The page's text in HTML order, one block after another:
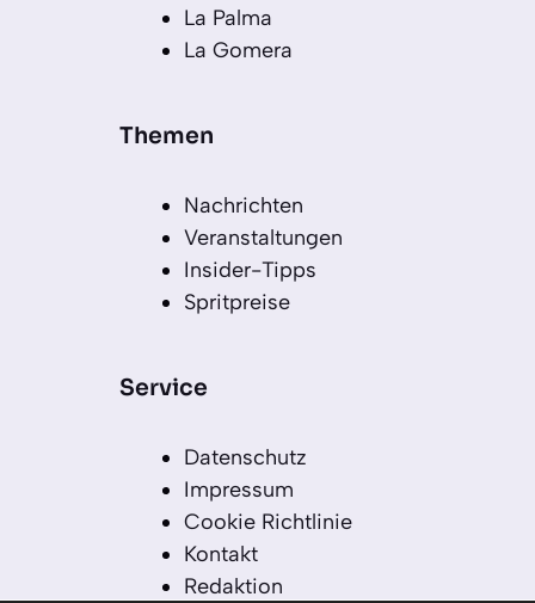
La Palma
La Gomera
Themen
Nachrichten
Veranstaltungen
Insider-Tipps
Spritpreise
Service
Datenschutz
Impressum
Cookie Richtlinie
Kontakt
Redaktion